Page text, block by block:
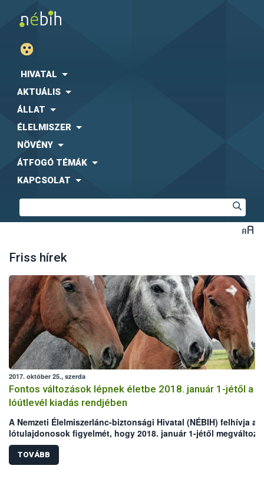
HIVATAL
AKTUÁLIS
ÁLLAT
ÉLELMISZER
NÖVÉNY
ÁTFOGÓ TÉMÁK
KAPCSOLAT
Friss hírek
2017. október 25., szerda
Fontos változások lépnek életbe 2018. január 1-jétől a
lóútlevél kiadás rendjében
A Nemzeti Élelmiszerlánc-biztonsági Hivatal (NÉBIH) felhívja a
lótulajdonosok figyelmét, hogy 2018. január 1-jétől
lóútlevelek kibocsátásának rendje. Jövő év elejétől a hatóság
kizárólag ún. „másodlat” lóútlevelet, illetve „helyettesítő
állít ki azokra az egyedekre, amelyeknél az azonosítás, illetve a
TOVÁBB